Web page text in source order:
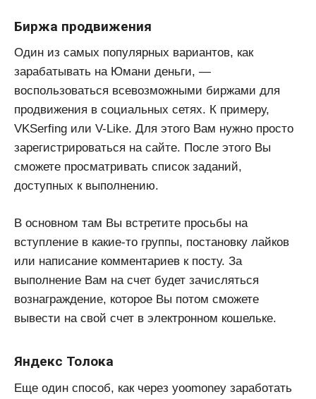
Биржа продвижения
Один из самых популярных вариантов, как
зарабатывать на Юмани деньги, —
воспользоваться всевозможными биржами для
продвижения в социальных сетях. К примеру,
VKSerfing или V-Like. Для этого Вам нужно просто
зарегистрироваться на сайте. После этого Вы
сможете просматривать список заданий,
доступных к выполнению.
В основном там Вы встретите просьбы на
вступление в какие-то группы, постановку лайков
или написание комментариев к посту. За
выполнение Вам на счет будет зачисляться
вознаграждение, которое Вы потом сможете
вывести на свой счет в электронном кошельке.
Яндекс Толока
Еще один способ, как через yoomoney заработать